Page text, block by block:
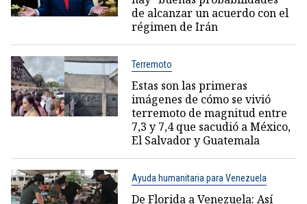
de alcanzar un acuerdo con el
régimen de Irán
Terremoto
Estas son las primeras
imágenes de cómo se vivió
terremoto de magnitud entre
7,3 y 7,4 que sacudió a México,
El Salvador y Guatemala
Ayuda humanitaria para Venezuela
De Florida a Venezuela: Así